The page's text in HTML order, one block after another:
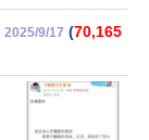
2025/9/17 (70,165